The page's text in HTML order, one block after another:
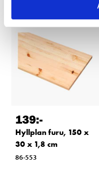
139:-
Hyllplan furu, 150 x
30 x 1,8 cm
86-553